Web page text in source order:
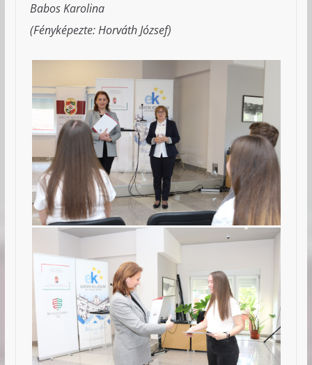
Babos Karolina
(Fényképezte: Horváth József)